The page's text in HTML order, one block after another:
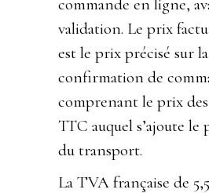
commande en ligne,
validation. Le prix
est le prix précisé sur la
confirmation de
comprenant le prix
TTC auquel s’ajoute
du transport.
La TVA française de